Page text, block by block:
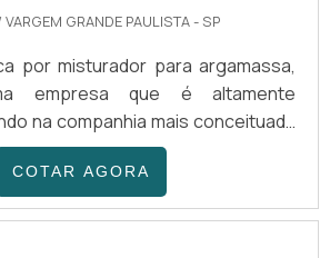
VARGEM GRANDE PAULISTA - SP
por misturador para argamassa,
empresa que é altamente
na companhia mais conceituada
sofisticação, qualidade e
um só lugar. Quando o tema é
com a Ekiinox poderá
COTAR AGORA